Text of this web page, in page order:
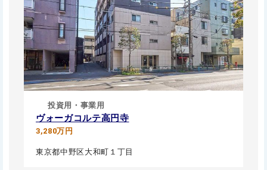
投資用・事業用
ヴォーガコルテ高円寺
3,280万円
東京都中野区大和町１丁目